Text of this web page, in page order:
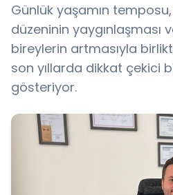
Günlük yaşamın
düzeninin yaygınlaşması
bireylerin artmasıyla
son yıllarda dikkat çekici
gösteriyor.